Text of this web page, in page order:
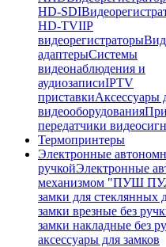
HD-SDI
HD-TVIIP
видеорегистраторы
адаптерыСистемы
видеонаблюдения и
аудиозаписиIPTV
приставкиАксессуары
видеооборудования
передатчики
Термопринтеры
Электронные
ручкойЭлектронные
механизмом "ПУШ
замки для стеклянных
замки врезные без
замки накладные без
аксессуары для замков